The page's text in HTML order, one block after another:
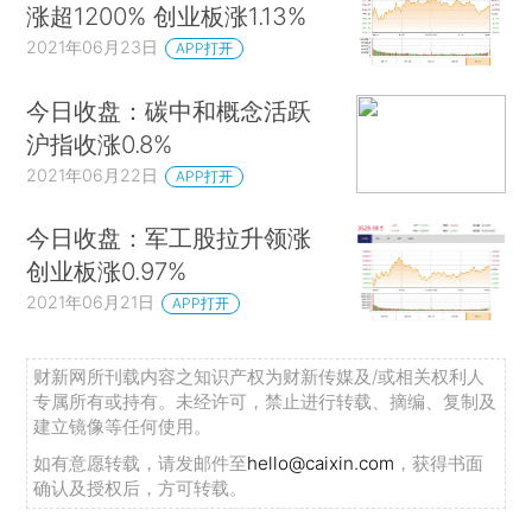
涨超1200% 创业板涨1.13%
2021年06月23日 APP打开
今日收盘：碳中和概念活跃
沪指收涨0.8%
2021年06月22日 APP打开
今日收盘：军工股拉升领涨
创业板涨0.97%
2021年06月21日 APP打开
财新网所刊载内容之知识产权为财新传媒及/或相关权利人
专属所有或持有。未经许可，禁止进行转载、摘编、复制及
建立镜像等任何使用。
如有意愿转载，请发邮件至hello@caixin.com ，获得书面
确认及授权后，方可转载。